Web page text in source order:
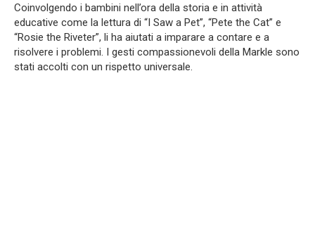
Coinvolgendo i bambini nell’ora della storia e in attività
educative come la lettura di “I Saw a Pet”, “Pete the Cat” e
“Rosie the Riveter”, li ha aiutati a imparare a contare e a
risolvere i problemi. I gesti compassionevoli della Markle sono
stati accolti con un rispetto universale.